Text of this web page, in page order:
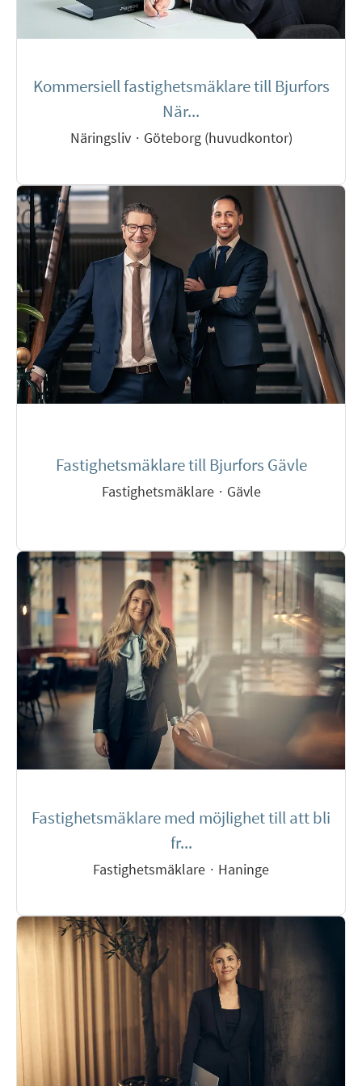
Kommersiell fastighetsmäklare till Bjurfors
När...
Näringsliv · Göteborg (huvudkontor)
Fastighetsmäklare till Bjurfors Gävle
Fastighetsmäklare · Gävle
Fastighetsmäklare med möjlighet till att bli
fr...
Fastighetsmäklare · Haninge